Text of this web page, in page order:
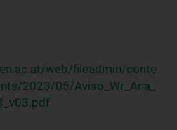
web/fileadmin/conte
2023/05/Aviso_Wr_Ana_